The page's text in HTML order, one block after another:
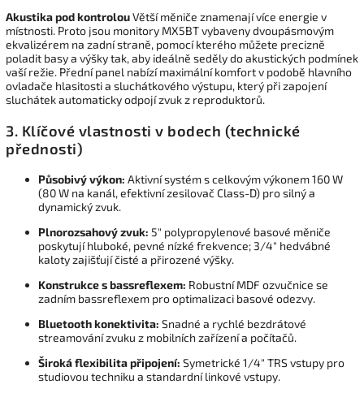
Akustika pod kontrolouVětší měniče znamenají více energie v
místnosti. Proto jsou monitory MX5BT vybaveny dvoupásmovým
ekvalizérem na zadní straně, pomocí kterého můžete precizně
poladit basy a výšky tak, aby ideálně seděly do akustických podmínek
vaší režie. Přední panel nabízí maximální komfort v podobě hlavního
ovladače hlasitosti a sluchátkového výstupu, který při zapojení
sluchátek automaticky odpojí zvuk z reproduktorů.
3. Klíčové vlastnosti v bodech (technické
přednosti)
Působivý výkon: Aktivní systém s celkovým výkonem 160 W
(80 W na kanál, efektivní zesilovač Class-D) pro silný a
dynamický zvuk.
Plnorozsahový zvuk: 5" polypropylenové basové měniče
poskytují hluboké, pevné nízké frekvence; 3/4" hedvábné
kaloty zajišťují čisté a přirozené výšky.
Konstrukce s bassreflexem: Robustní MDF ozvučnice se
zadním bassreflexem pro optimalizaci basové odezvy.
Bluetooth konektivita: Snadné a rychlé bezdrátové
streamování zvuku z mobilních zařízení a počítačů.
Široká flexibilita připojení: Symetrické 1/4" TRS vstupy pro
studiovou techniku a standardní linkové vstupy.